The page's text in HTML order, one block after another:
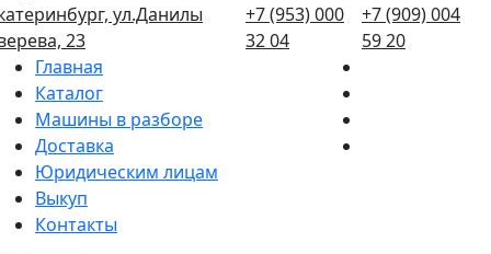
ул.Данилы
23
+7 (953) 000
32 04
+7 (909) 004
59 20
Главная
Каталог
Машины в разборе
Доставка
Юридическим лицам
Выкуп
Контакты